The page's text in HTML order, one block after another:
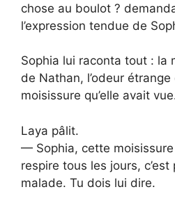
chose au boulot ?
l’expression tendue de
Sophia lui raconta tout : la
de Nathan, l’odeur
moisissure qu’elle avait
Laya pâlit.
— Sophia, cette
respire tous les jours, c’est
malade. Tu dois lui dire.